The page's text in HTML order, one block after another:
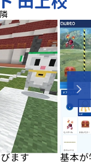
ます 基本